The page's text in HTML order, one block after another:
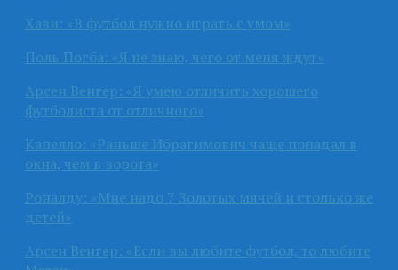
Хави: «В футбол нужно играть с умом»
Поль Погба: «Я не знаю, чего от меня ждут»
Арсен Венгер: «Я умею отличить хорошего
футболиста от отличного»
Капелло: «Раньше Ибрагимович чаще попадал в
окна, чем в ворота»
Роналду: «Мне надо 7 Золотых мячей и столько же
детей»
Арсен Венгер: «Если вы любите футбол, то любите